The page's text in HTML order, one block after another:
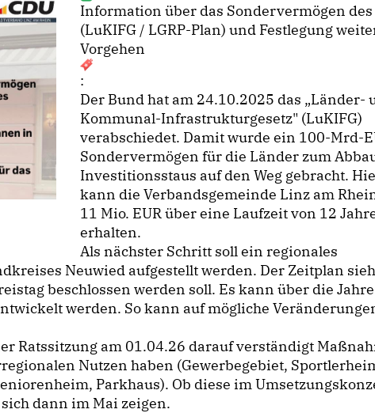
Information über das Sondervermögen des
(LuKIFG / LGRP-Plan) und Festlegung
Vorgehen
:
Der Bund hat am 24.10.2025 das „Länder-
Kommunal-Infrastrukturgesetz" (LuKIFG)
verabschiedet. Damit wurde ein 100-Mrd-
Sondervermögen für die Länder zum
Investitionsstaus auf den Weg gebracht.
kann die Verbandsgemeinde Linz am
11 Mio. EUR über eine Laufzeit von 12
erhalten.
Als nächster Schritt soll ein regionales
Neuwied aufgestellt werden. Der Zeitplan
beschlossen werden soll. Es kann über die
werden. So kann auf mögliche
Ratssitzung am 01.04.26 darauf verständigt
Nutzen haben (Gewerbegebiet,
Parkhaus). Ob diese im
dann im Mai zeigen.